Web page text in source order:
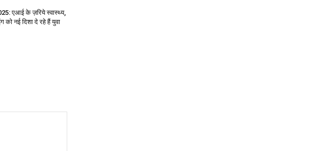
एआई के ज़रिये स्वास्थ्य,
को नई दिशा दे रहे हैं युवा